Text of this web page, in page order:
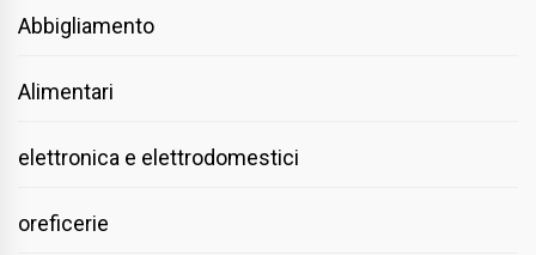
Abbigliamento
Alimentari
elettronica e elettrodomestici
oreficerie